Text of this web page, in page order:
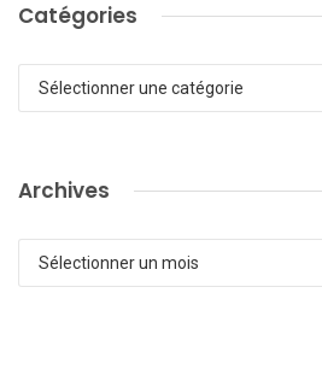
Catégories
Catégories
Archives
Archives